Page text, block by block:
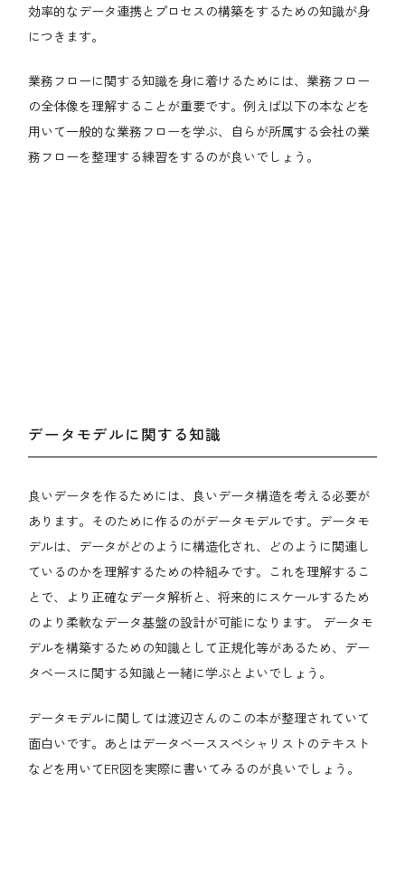
効率的なデータ連携とプロセスの構築をするための知識が身
につきます。
業務フローに関する知識を身に着けるためには、業務フロー
の全体像を理解することが重要です。例えば以下の本などを
用いて一般的な業務フローを学ぶ、自らが所属する会社の業
務フローを整理する練習をするのが良いでしょう。
データモデルに関する知識
良いデータを作るためには、良いデータ構造を考える必要が
あります。そのために作るのがデータモデルです。データモ
デルは、データがどのように構造化され、どのように関連し
ているのかを理解するための枠組みです。これを理解するこ
とで、より正確なデータ解析と、将来的にスケールするため
のより柔軟なデータ基盤の設計が可能になります。 データモ
デルを構築するための知識として正規化等があるため、デー
タベースに関する知識と一緒に学ぶとよいでしょう。
データモデルに関しては渡辺さんのこの本が整理されていて
面白いです。あとはデータベーススペシャリストのテキスト
などを用いてER図を実際に書いてみるのが良いでしょう。